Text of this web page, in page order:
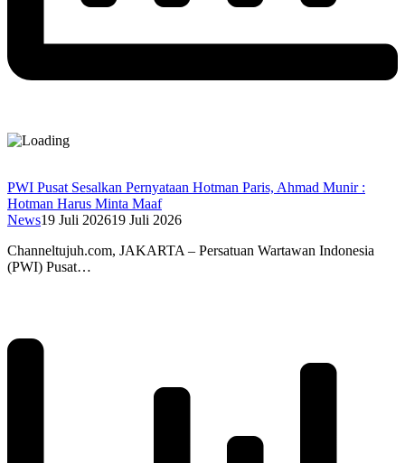
PWI Pusat Sesalkan Pernyataan Hotman Paris, Ahmad Munir :
Hotman Harus Minta Maaf
News19 Juli 202619 Juli 2026
Channeltujuh.com, JAKARTA – Persatuan Wartawan Indonesia
(PWI) Pusat…